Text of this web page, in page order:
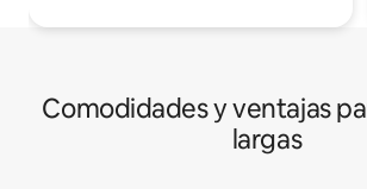
Comodidades y ventajas
largas